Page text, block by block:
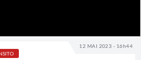
12 MAI 2023 - 16h44